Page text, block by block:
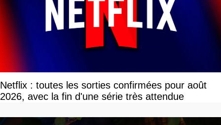
Netflix : toutes les sorties confirmées pour août
2026, avec la fin d'une série très attendue